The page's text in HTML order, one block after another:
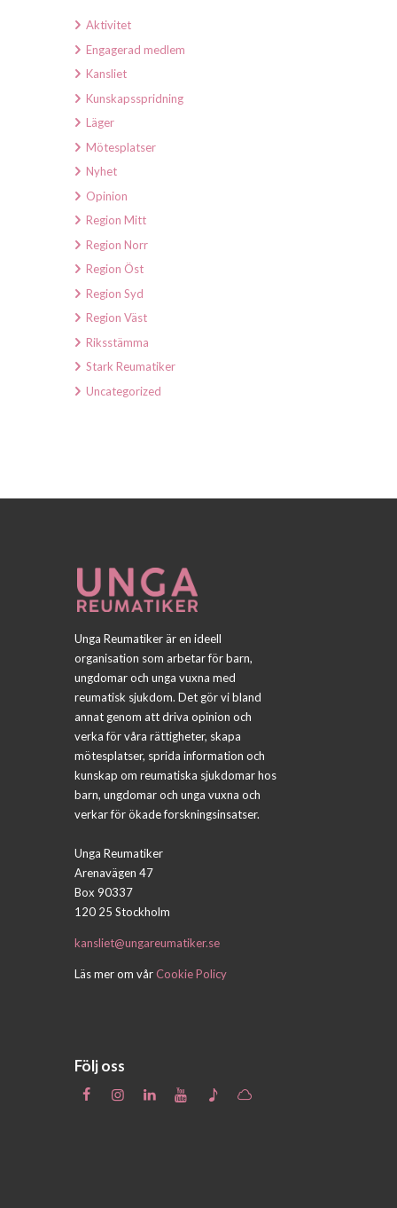
Aktivitet
Engagerad medlem
Kansliet
Kunskapsspridning
Läger
Mötesplatser
Nyhet
Opinion
Region Mitt
Region Norr
Region Öst
Region Syd
Region Väst
Riksstämma
Stark Reumatiker
Uncategorized
Unga Reumatiker är en ideell
organisation som arbetar för barn,
ungdomar och unga vuxna med
reumatisk sjukdom. Det gör vi bland
annat genom att driva opinion och
verka för våra rättigheter, skapa
mötesplatser, sprida information och
kunskap om reumatiska sjukdomar hos
barn, ungdomar och unga vuxna och
verkar för ökade forskningsinsatser.
Unga Reumatiker
Arenavägen 47
Box 90337
120 25 Stockholm
kansliet@ungareumatiker.se
Läs mer om vårCookie Policy
Följ oss